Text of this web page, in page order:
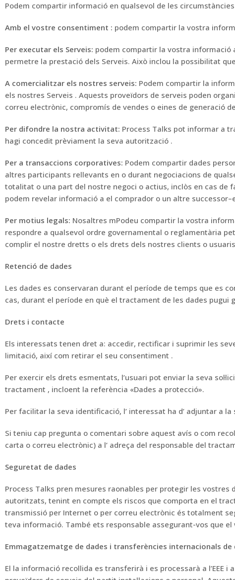
Podem compartir informació en qualsevol de les
Amb el vostre consentiment : podem compartir la vostra
Per executar els Serveis: podem compartir la vostra informació
permetre la prestació dels Serveis. Això inclou la possibilitat
A comercialitzar els nostres serveis: Podem compartir la
els nostres Serveis . Aquests proveïdors de serveis poden
correu electrònic, compromís de vendes o eines de generació de
Per difondre la nostra activitat: Process Talks pot informar a
hagi concedit prèviament la seva autorització .
Per a transaccions corporatives: Podem compartir dades
altres participants rellevants en o durant negociacions de
totalitat o una part del nostre negoci o actius, inclòs en cas de
podem revelar informació a el comprador o un altre successor–
Per motius legals: Nosaltres mPodeu compartir la vostra
respondre a qualsevol ordre governamental o reglamentària
complir el nostre dretts o els drets dels nostres clients o
Retenció de dades
Les dades es conservaran durant el període de temps que es
cas, durant el període en què el tractament de les dades pugui
Drets i contacte
Els interessats tenen dret a: accedir, rectificar i suprimir les
limitació, així com retirar el seu consentiment .
Per exercir els drets esmentats, l’usuari pot enviar la seva
tractament , incloent la referència «Dades a protecció».
Per facilitar la seva identificació, l’ interessat ha d’ adjuntar a la
Si teniu cap pregunta o comentari sobre aquest avís o com
carta o correu electrònic) a l’ adreça del responsable del
Seguretat de dades
Process Talks pren mesures raonables per protegir les vostres
autoritzats, tenint en compte els riscos que comporta en el
transmissió per Internet o per correu electrònic és totalment
teva informació. També ets responsable assegurant-vos que
Emmagatzematge de dades i transferències internacionals de
El la informació recollida es transferirà i es processarà a l’EEE i